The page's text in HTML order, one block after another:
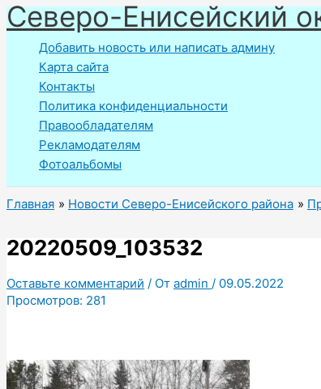
Перейти
к
содержимому
Северо-Енисейский
Добавить новость или написать админу
Карта сайта
Контакты
Политика конфиденциальности
Правообладателям
Рекламодателям
Фотоальбомы
Главная Новости Северо-Енисейского района
20220509_103532
Оставьте комментарий / От admin / 09.05.2022
Просмотров: 281